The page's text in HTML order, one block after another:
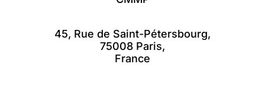
45, Rue de Saint-Pétersbourg,
75008 Paris,
France